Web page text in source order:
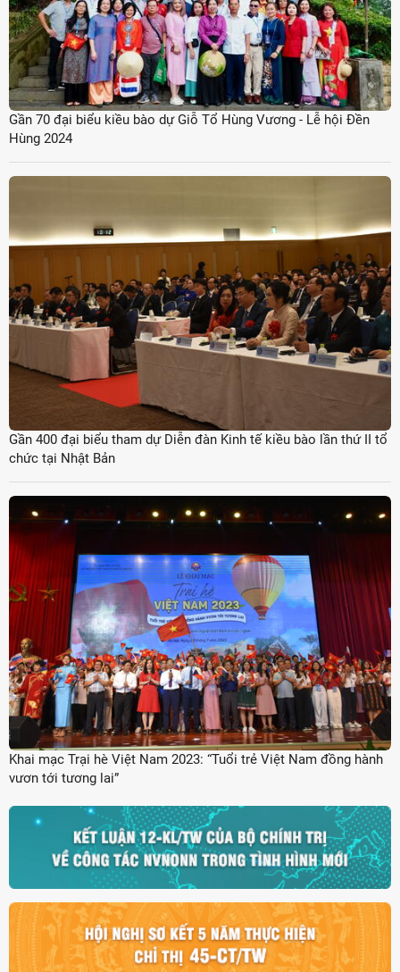
Gần 70 đại biểu kiều bào dự Giỗ Tổ Hùng Vương - Lễ hội Đền
Hùng 2024
Gần 400 đại biểu tham dự Diễn đàn Kinh tế kiều bào lần thứ II tổ
chức tại Nhật Bản
Khai mạc Trại hè Việt Nam 2023: “Tuổi trẻ Việt Nam đồng hành
vươn tới tương lai”